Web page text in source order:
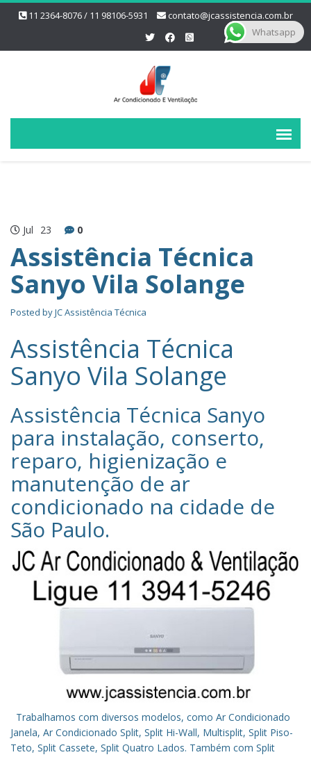
11 2364-8076 / 11 98106-5931 contato@jcassistencia.com.br
Jul 23 0
Assistência Técnica
Sanyo Vila Solange
Posted byJC Assistência Técnica
Assistência Técnica
Sanyo Vila Solange
Assistência Técnica Sanyo‎
para instalação, conserto,
reparo, higienização e
manutenção de ar
condicionado na cidade de
São Paulo.
Trabalhamos com diversos modelos, como Ar Condicionado
Janela, Ar Condicionado Split, Split Hi-Wall, Multisplit, Split Piso-
Teto, Split Cassete, Split Quatro Lados. Também com Split
Whatsapp